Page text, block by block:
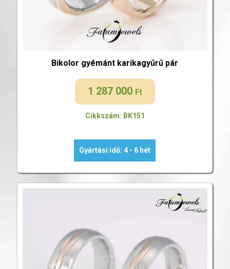
Bikolor gyémánt karikagyűrű pár
1 287 000 Ft
Cikkszám: BK151
Gyártási idő: 4 - 6 hét